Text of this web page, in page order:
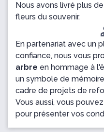
Nous avons livré plus
fleurs du souvenir.
En partenariat avec un
confiance, nous vous
arbre en hommage à
un symbole de
cadre de projets de
Vous aussi, vous pouvez
pour présenter vos